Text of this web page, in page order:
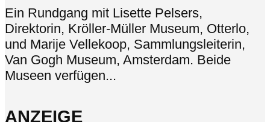
Ein Rundgang mit Lisette Pelsers,
Direktorin, Kröller-Müller Museum, Otterlo,
und Marije Vellekoop, Sammlungsleiterin,
Van Gogh Museum, Amsterdam. Beide
Museen verfügen...
ANZEIGE